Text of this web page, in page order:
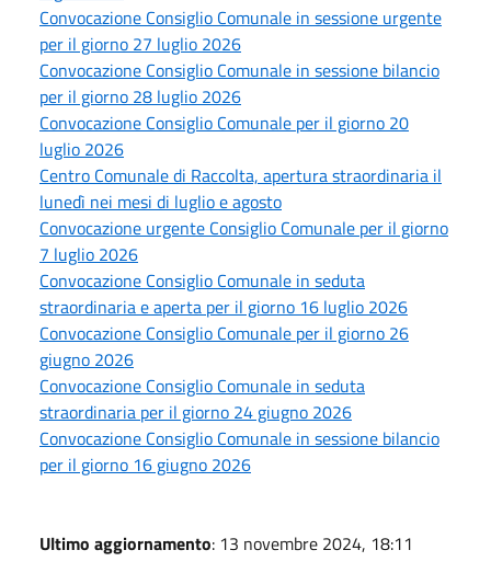
Convocazione Consiglio Comunale in sessione urgente
per il giorno 27 luglio 2026
Convocazione Consiglio Comunale in sessione bilancio
per il giorno 28 luglio 2026
Convocazione Consiglio Comunale per il giorno 20
luglio 2026
Centro Comunale di Raccolta, apertura straordinaria il
lunedì nei mesi di luglio e agosto
Convocazione urgente Consiglio Comunale per il giorno
7 luglio 2026
Convocazione Consiglio Comunale in seduta
straordinaria e aperta per il giorno 16 luglio 2026
Convocazione Consiglio Comunale per il giorno 26
giugno 2026
Convocazione Consiglio Comunale in seduta
straordinaria per il giorno 24 giugno 2026
Convocazione Consiglio Comunale in sessione bilancio
per il giorno 16 giugno 2026
Ultimo aggiornamento: 13 novembre 2024, 18:11